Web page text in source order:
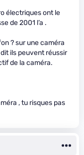
électriques ont le
de 2001 l’a .
? sur une caméra
ils peuvent réussir
de la caméra.
, tu risques pas